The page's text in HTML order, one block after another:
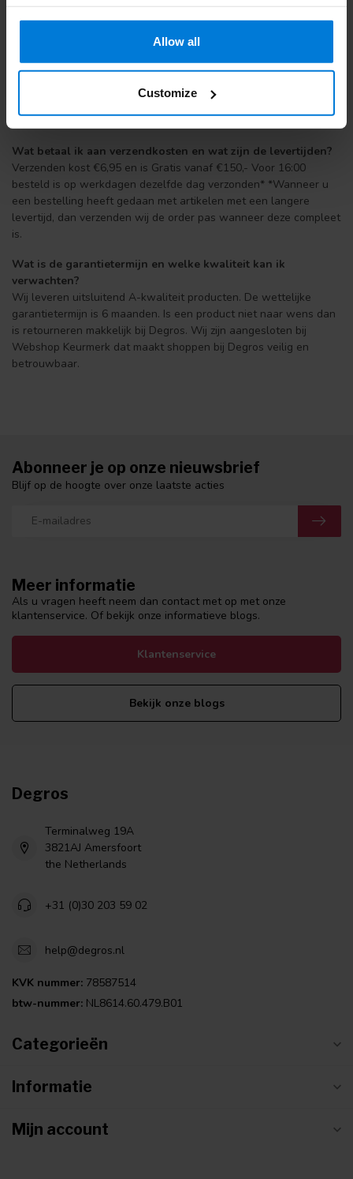
Allow all
Customize
Wat betaal ik aan verzendkosten en wat zijn de levertijden?
Verzenden kost €6,95 en is Gratis vanaf €150,- Voor 16:00
besteld is op werkdagen dezelfde dag verzonden* *Wanneer u
een bestelling heeft gedaan met artikelen met een langere
levertijd, dan verzenden wij de order pas wanneer deze compleet
is.
Wat is de garantietermijn en welke kwaliteit kan ik
verwachten?
Wij leveren uitsluitend A-kwaliteit producten. De wettelijke
garantietermijn is 6 maanden. Is een product niet naar wens dan
is retourneren makkelijk bij Degros. Wij zijn aangesloten bij
Webshop Keurmerk dat maakt shoppen bij Degros veilig en
betrouwbaar.
Meer informatie
Als u vragen heeft neem dan contact met op met onze
klantenservice. Of bekijk onze informatieve blogs.
Klantenservice
Bekijk onze blogs
Abonneer je op onze nieuwsbrief
Blijf op de hoogte over onze laatste acties
Degros
Terminalweg 19A
3821AJ Amersfoort
the Netherlands
+31 (0)30 203 59 02
help@degros.nl
KVK nummer: 78587514
btw-nummer: NL8614.60.479.B01
Categorieën
Informatie
Mijn account